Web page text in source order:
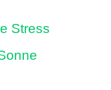
Stress